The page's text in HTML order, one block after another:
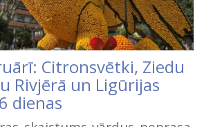
Citronsvētki, Ziedu
Rivjērā un Ligūrijas
dienas